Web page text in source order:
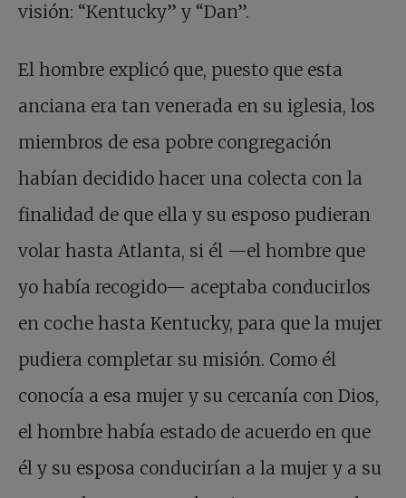
visión: “Kentucky” y “Dan”.
El hombre explicó que, puesto que esta
anciana era tan venerada en su iglesia, los
miembros de esa pobre congregación
habían decidido hacer una colecta con la
finalidad de que ella y su esposo pudieran
volar hasta Atlanta, si él —el hombre que
yo había recogido— aceptaba conducirlos
en coche hasta Kentucky, para que la mujer
pudiera completar su misión. Como él
conocía a esa mujer y su cercanía con Dios,
el hombre había estado de acuerdo en que
él y su esposa conducirían a la mujer y a su